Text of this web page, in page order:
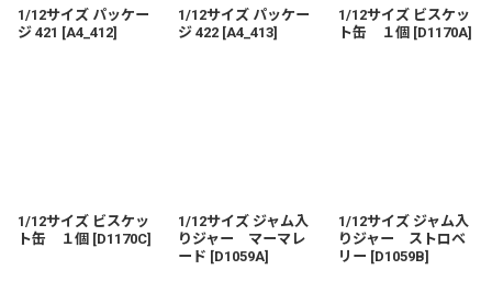
1/12サイズ パッケー
ジ 421 [A4_412]
1/12サイズ パッケー
ジ 422 [A4_413]
1/12サイズ ビスケッ
ト缶 １個 [D1170A]
1/12サイズ ビスケッ
ト缶 １個 [D1170C]
1/12サイズ ジャム入
りジャー マーマレ
ード [D1059A]
1/12サイズ ジャム入
りジャー ストロベ
リー [D1059B]